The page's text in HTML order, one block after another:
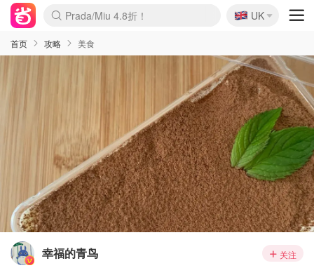
麦卢卡蜂蜜夏促！个位数！
Prada/Miu 4.8折！
啥？必胜客披萨5折！
🇬🇧
UK
首页 攻略 美食
幸福的青鸟 关注